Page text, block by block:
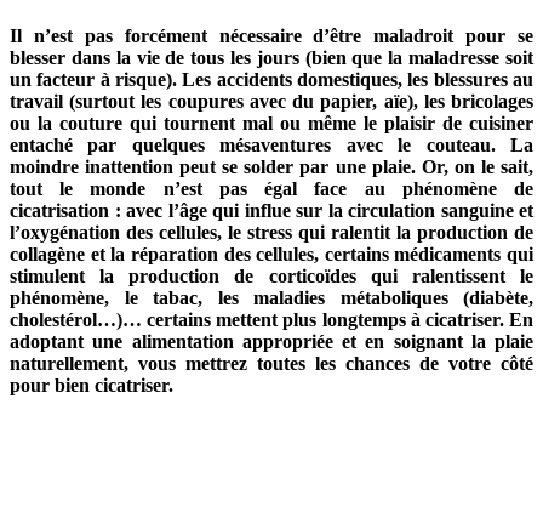
Il n’est pas forcément nécessaire d’être maladroit pour se
blesser dans la vie de tous les jours (bien que la maladresse soit
un facteur à risque). Les accidents domestiques, les blessures au
travail (surtout les coupures avec du papier, aïe), les bricolages
ou la couture qui tournent mal ou même le plaisir de cuisiner
entaché par quelques mésaventures avec le couteau. La
moindre inattention peut se solder par une plaie. Or, on le sait,
tout le monde n’est pas égal face au phénomène de
cicatrisation : avec l’âge qui influe sur la circulation sanguine et
l’oxygénation des cellules, le stress qui ralentit la production de
collagène et la réparation des cellules, certains médicaments qui
stimulent la production de corticoïdes qui ralentissent le
phénomène, le tabac, les maladies métaboliques (diabète,
cholestérol…)… certains mettent plus longtemps à cicatriser. En
adoptant une alimentation appropriée et en soignant la plaie
naturellement, vous mettrez toutes les chances de votre côté
pour bien cicatriser.